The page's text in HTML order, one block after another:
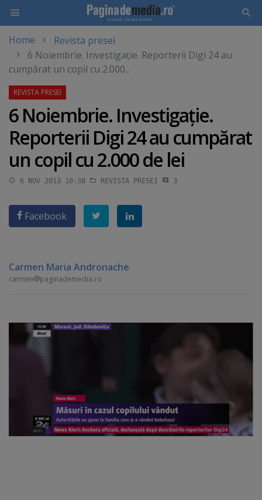
main
content
Home
Revista presei
6 Noiembrie. Investigaţie. Reporterii Digi 24 au
cumpărat un copil cu 2.000...
6 Noiembrie. Investigaţie.
Reporterii Digi 24 au cumpărat
un copil cu 2.000 de lei
6 NOV 2013 10:38 REVISTA PRESEI 3
Facebook
Carmen Maria Andronache
carmen paginademedia.ro